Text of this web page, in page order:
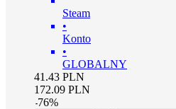
Steam
•
Konto
•
GLOBALNY
41.43 PLN
172.09 PLN
-76%